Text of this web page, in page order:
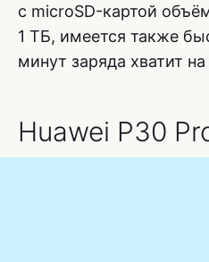
с microSD-картой
1 ТБ, имеется также
минут заряда хватит
Huawei P30